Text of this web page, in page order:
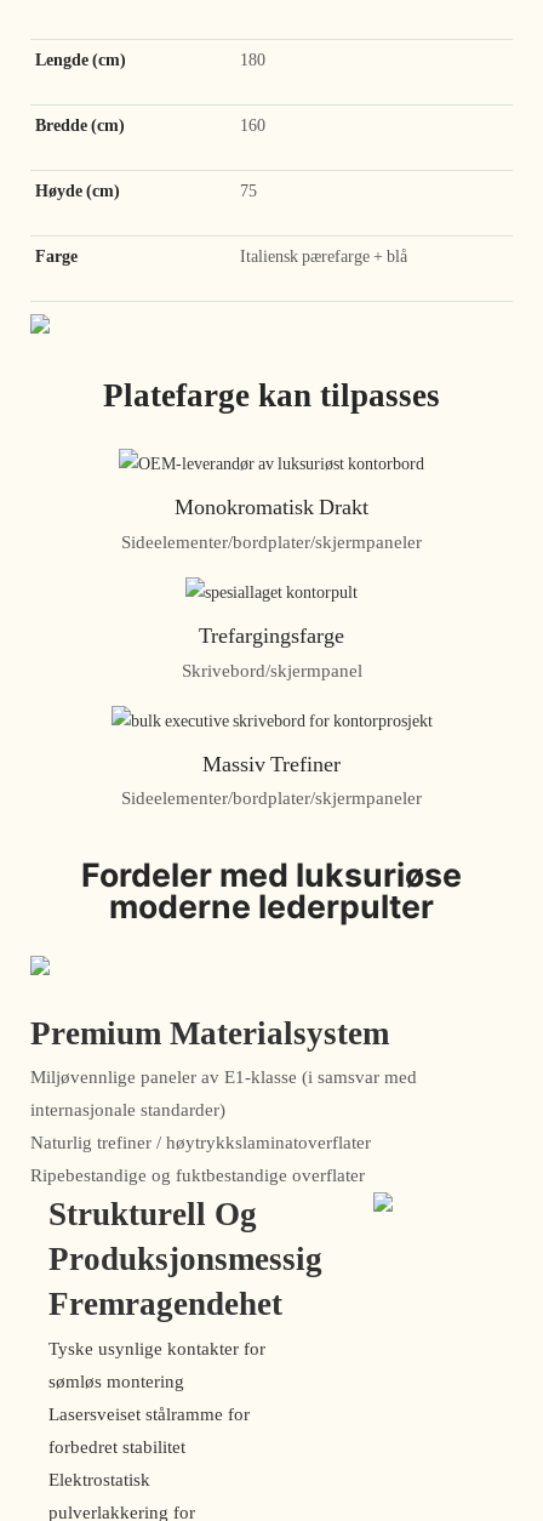
Lengde (cm) 180
Bredde (cm) 160
Høyde (cm) 75
Farge Italiensk pærefarge + blå
Platefarge kan tilpasses
Monokromatisk Drakt
Sideelementer/bordplater/skjermpaneler
Trefargingsfarge
Skrivebord/skjermpanel
Massiv Trefiner
Sideelementer/bordplater/skjermpaneler
Fordeler med luksuriøse
moderne lederpulter
Premium Materialsystem
Miljøvennlige paneler av E1-klasse (i samsvar med
internasjonale standarder)
Naturlig trefiner / høytrykkslaminatoverflater
Ripebestandige og fuktbestandige overflater
Strukturell Og
Produksjonsmessig
Fremragendehet
Tyske usynlige kontakter for
sømløs montering
Lasersveiset stålramme for
forbedret stabilitet
Elektrostatisk
pulverlakkering for